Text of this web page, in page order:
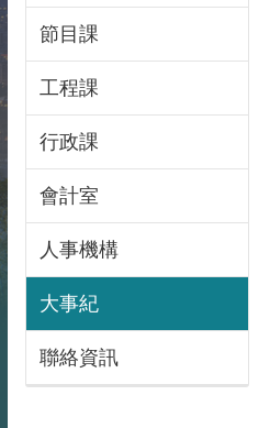
節目課
工程課
行政課
會計室
人事機構
大事紀
聯絡資訊